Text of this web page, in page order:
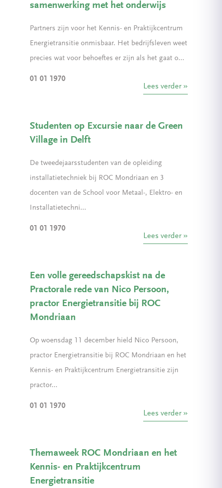
samenwerking met het onderwijs
Partners zijn voor het Kennis- en Praktijkcentrum
Energietransitie onmisbaar. Het bedrijfsleven weet
precies wat voor behoeftes er zijn als het gaat o...
01 01 1970
Lees verder
Studenten op Excursie naar de Green
Village in Delft
De tweedejaarsstudenten van de opleiding
installatietechniek bij ROC Mondriaan en 3
docenten van de School voor Metaal-, Elektro- en
Installatietechni...
01 01 1970
Lees verder
Een volle gereedschapskist na de
Practorale rede van Nico Persoon,
practor Energietransitie bij ROC
Mondriaan
Op woensdag 11 december hield Nico Persoon,
practor Energietransitie bij ROC Mondriaan en het
Kennis- en Praktijkcentrum Energietransitie zijn
practor...
01 01 1970
Lees verder
Themaweek ROC Mondriaan en het
Kennis- en Praktijkcentrum
Energietransitie